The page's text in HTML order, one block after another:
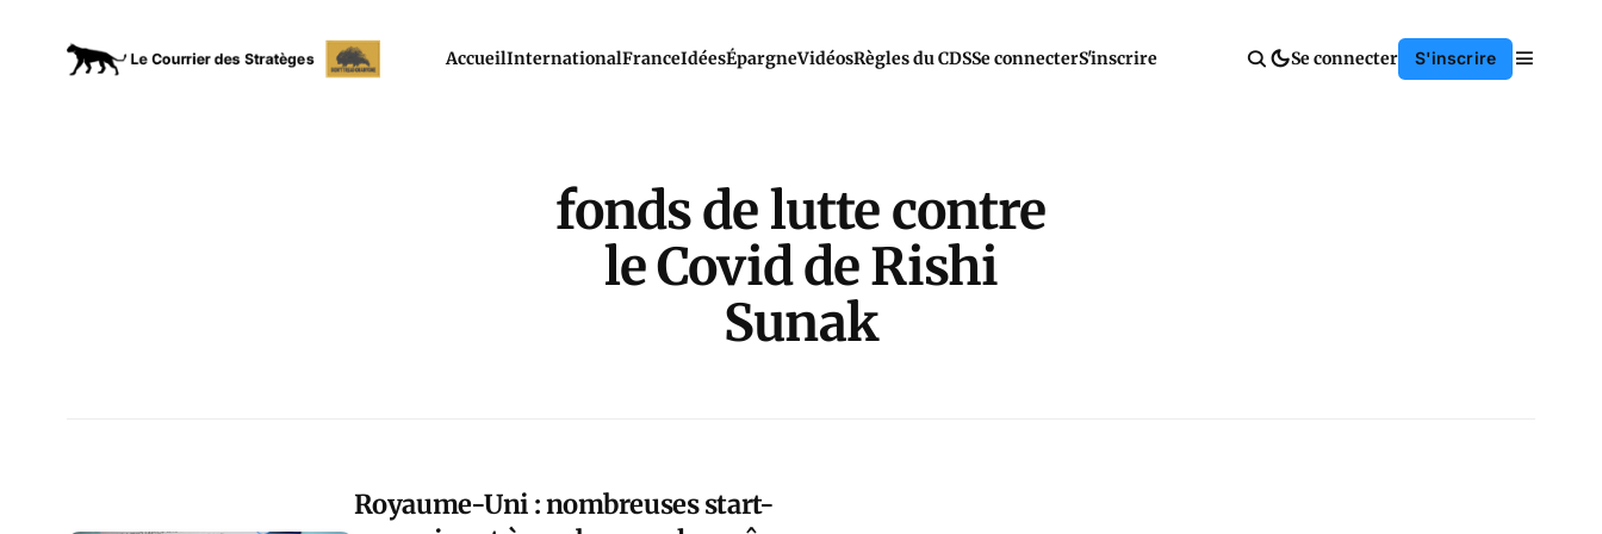
AccueilInternationalFranceIdéesÉpargneVidéosRègles du CDSSe connecterS'inscrire Se connecter S'inscrire
fonds de lutte contre
le Covid de Rishi
Sunak
Royaume-Uni : nombreuses start-